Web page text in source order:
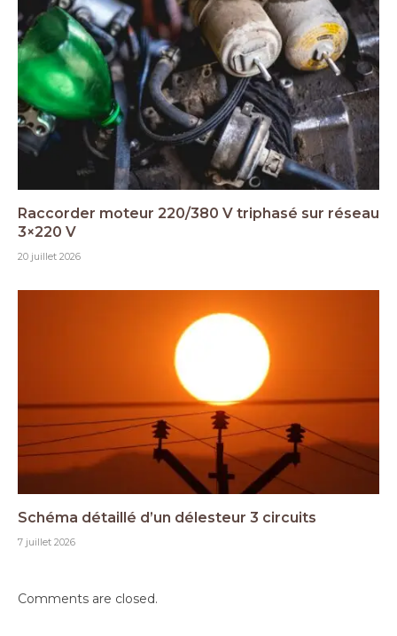
Raccorder moteur 220/380 V triphasé sur réseau
3×220 V
20 juillet 2026
Schéma détaillé d’un délesteur 3 circuits
7 juillet 2026
Comments are closed.